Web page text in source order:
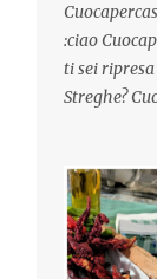
:ciao
ti sei
Streghe?
virtuale!
che
proposito
pranzo,